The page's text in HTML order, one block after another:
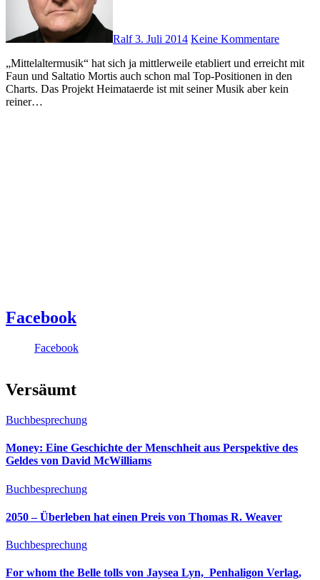
Ralf3. Juli 2014 Keine Kommentare
„Mittelaltermusik“ hat sich ja mittlerweile etabliert und erreicht mit
Faun und Saltatio Mortis auch schon mal Top-Positionen in den
Charts. Das Projekt Heimataerde ist mit seiner Musik aber kein
reiner…
Facebook
Facebook
Versäumt
Buchbesprechung
Money: Eine Geschichte der Menschheit aus Perspektive des
Geldes von David McWilliams
Buchbesprechung
2050 – Überleben hat einen Preis von Thomas R. Weaver
Buchbesprechung
For whom the Belle tolls von Jaysea Lyn, ‎ Penhaligon Verlag,